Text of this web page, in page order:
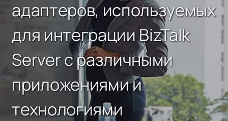
адаптеров, используемых
для интеграции BizTalk
Server с различными
приложениями и
технологиями